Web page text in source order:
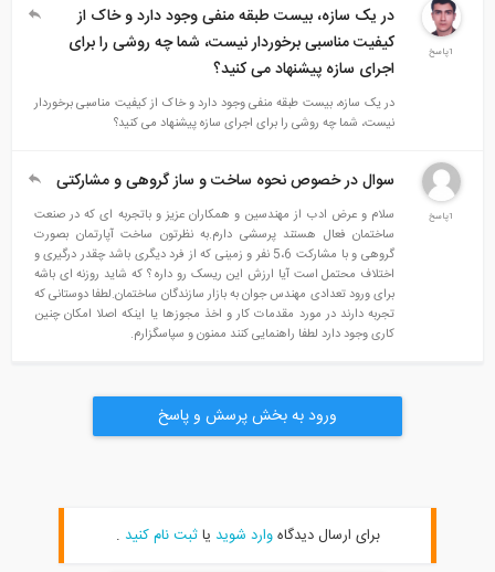
در یک سازه، بیست طبقه منفی وجود دارد و خاک از
کیفیت مناسبی برخوردار نیست، شما چه روشی را برای
اجرای سازه پیشنهاد می کنید؟
در یک سازه، بیست طبقه منفی وجود دارد و خاک از کیفیت مناسبی برخوردار
نیست، شما چه روشی را برای اجرای سازه پیشنهاد می کنید؟
سوال در خصوص نحوه ساخت و ساز گروهی و مشارکتی
سلام و عرض ادب از مهندسین و همکاران عزیز و باتجربه ای که در صنعت
ساختمان فعال هستند پرسشی دارم.به نظرتون ساخت آپارتمان بصورت
گروهی و با مشارکت 5،6 نفر و زمینی که از فرد دیگری باشد چقدر درگیری و
اختلاف محتمل است آیا ارزش این ریسک رو داره ؟ که شاید روزنه ای باشه
برای ورود تعدادی مهندس جوان به بازار سازندگان ساختمان.لطفا دوستانی که
تجربه دارند در مورد مقدمات کار و اخذ مجوزها یا اینکه اصلا امکان چنین
کاری وجود دارد لطفا راهنمایی کنند ممنون و سپاسگزارم.
ورود به بخش پرسش و پاسخ
برای ارسال دیدگاهوارد شویدیاثبت نام کنید.